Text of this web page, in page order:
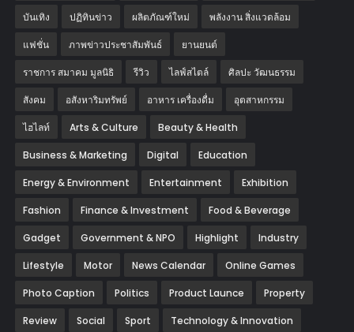
บันเทิง ปฏิทินข่าว ผลิตภัณฑ์ใหม่ พลังงาน สิ่งแวดล้อม
แฟชั่น ภาพข่าวประชาสัมพันธ์ ‎ยานยนต์‎
ราชการ สมาคม มูลนิธิ รีวิว ไลฟ์สไตล์ ศิลปะ วัฒนธรรม
สังคม อสังหาริมทรัพย์ อาหาร เครื่องดื่ม อุตสาหกรรม
ไฮไลท์ Arts & Culture Beauty & Health
Business & Marketing Digital Education
Energy & Environment Entertainment Exhibition
Fashion Finance & Investment Food & Beverage
Gadget Government & NPO Highlight Industry
Lifestyle Motor News Calendar Online Games
Photo Caption Politics Product Launce Property
Review Social Sport Technology & Innovation